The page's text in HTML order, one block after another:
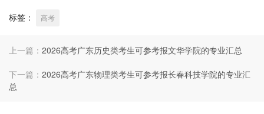
标签： 高考
上一篇： 2026高考广东历史类考生可参考报文华学院的专业汇总
下一篇： 2026高考广东物理类考生可参考报长春科技学院的专业汇
总